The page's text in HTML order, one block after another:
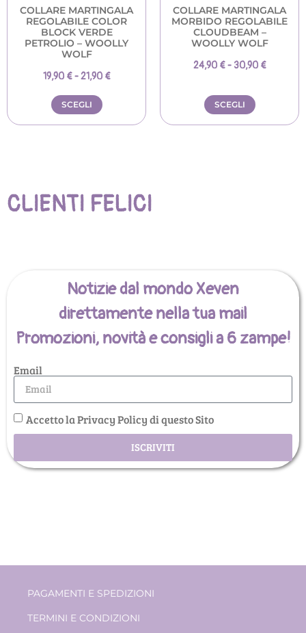
COLLARE MARTINGALA
REGOLABILE COLOR
BLOCK VERDE
PETROLIO – WOOLLY
WOLF
19,90 € - 21,90 €
SCEGLI
COLLARE MARTINGALA
MORBIDO REGOLABILE
CLOUDBEAM –
WOOLLY WOLF
24,90 € - 30,90 €
SCEGLI
CLIENTI FELICI
Notizie dal mondo Xeven
direttamente nella tua mail
Promozioni, novità e consigli a 6 zampe!
Email
Accetto la Privacy Policy di questo Sito
ISCRIVITI
PAGAMENTI E SPEDIZIONI
TERMINI E CONDIZIONI